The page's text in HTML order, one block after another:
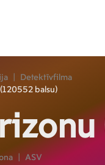
Detektīvfilma
balsu)
ASV